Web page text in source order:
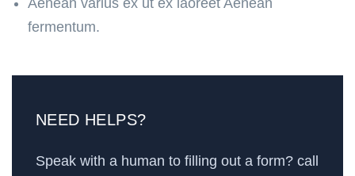
Aenean varius ex ut ex laoreet Aenean
fermentum.
NEED HELPS?
Speak with a human to filling out a form? call